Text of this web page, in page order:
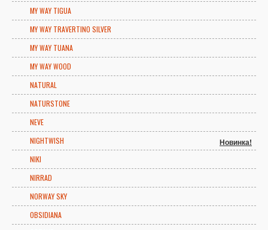
MY WAY TIGUA
MY WAY TRAVERTINO SILVER
MY WAY TUANA
MY WAY WOOD
NATURAL
NATURSTONE
NEVE
NIGHTWISH
Новинка!
NIKI
NIRRAD
NORWAY SKY
OBSIDIANA